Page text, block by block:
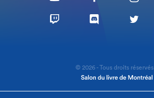
© 2026 - Tous droits réservés